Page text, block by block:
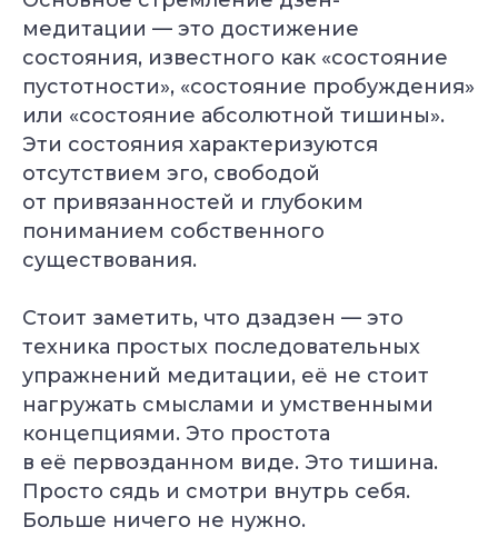
медитации — это достижение
состояния, известного как «состояние
пустотности», «состояние пробуждения»
или «состояние абсолютной тишины».
Эти состояния характеризуются
отсутствием эго, свободой
от привязанностей и глубоким
пониманием собственного
существования.
Стоит заметить, что дзадзен — это
техника простых последовательных
упражнений медитации, её не стоит
нагружать смыслами и умственными
концепциями. Это простота
в её первозданном виде. Это тишина.
Просто сядь и смотри внутрь себя.
Больше ничего не нужно.